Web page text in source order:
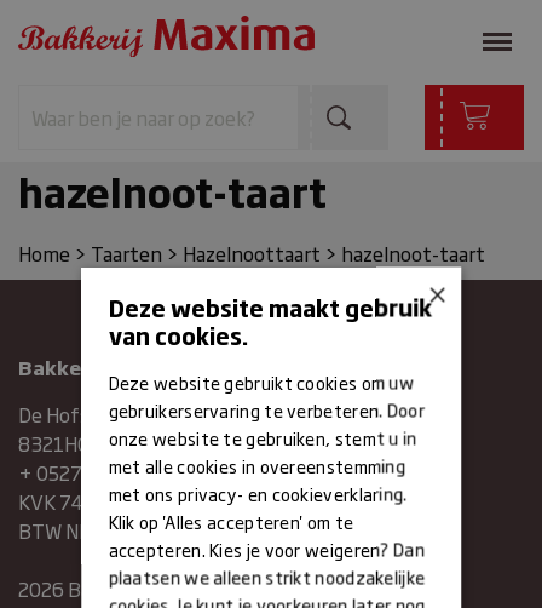
hazelnoot-taart
Home > Taarten > Hazelnoottaart > hazelnoot-taart
Bakkerij Maxima
De Hofstee 1
8321HG Urk
+ 0527683454
KVK 74286293
BTW NR. NL859839151B01
2026 Bakkerij Maxima
×
Deze website maakt gebruik
van cookies.
Deze website gebruikt cookies om uw
gebruikerservaring te verbeteren. Door
onze website te gebruiken, stemt u in
met alle cookies in overeenstemming
met ons privacy- en cookieverklaring.
Klik op 'Alles accepteren' om te
accepteren. Kies je voor weigeren? Dan
plaatsen we alleen strikt noodzakelijke